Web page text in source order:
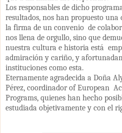
Los responsables de dicho
resultados, nos han propuesto
la firma de un convenio de
nos llena de orgullo, sino que
nuestra cultura e historia está
admiración y cariño, y
instituciones como esta.
Eternamente agradecida a Doña
Pérez, coordinador of European
Programs, quienes han hecho
estudiada objetivamente y con el